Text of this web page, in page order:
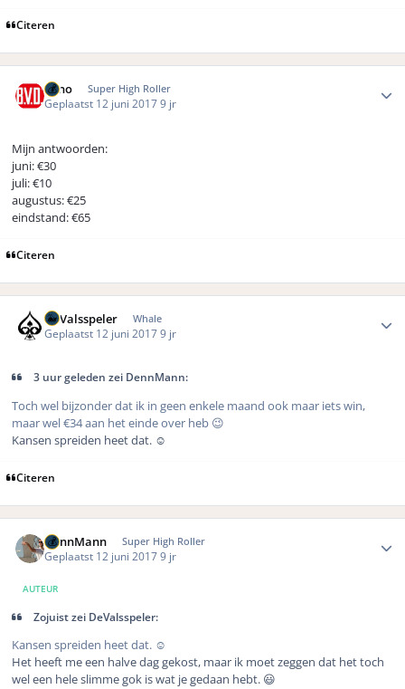
Citeren
Reno Super High Roller
Geplaatst 12 juni 20179 jr
Mijn antwoorden:
juni: €30
juli: €10
augustus: €25
eindstand: €65
Citeren
DeValsspeler Whale
Geplaatst 12 juni 20179 jr
3 uur geleden zei DennMann:
Toch wel bijzonder dat ik in geen enkele maand ook maar iets win,
maar wel €34 aan het einde over heb 😉
Kansen spreiden heet dat. ☺️
Citeren
DennMann Super High Roller
Geplaatst 12 juni 20179 jr
AUTEUR
Zojuist zei DeValsspeler:
Kansen spreiden heet dat. ☺️
Het heeft me een halve dag gekost, maar ik moet zeggen dat het toch
wel een hele slimme gok is wat je gedaan hebt. 😃